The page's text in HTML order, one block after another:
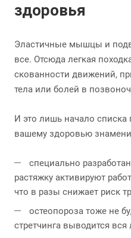
здоровья
Эластичные мышцы и
все. Отсюда легкая
скованности движений,
тела или болей в
И это лишь начало списка
вашему здоровью
специально
растяжку активируют
что в разы снижает риск
остеопороза тоже не
стретчинга выводится